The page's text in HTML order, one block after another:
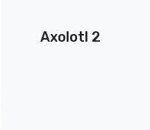
Axolotl 2